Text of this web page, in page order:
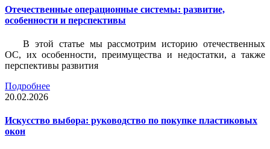
Отечественные операционные системы: развитие,
особенности и перспективы
В этой статье мы рассмотрим историю отечественных
ОС, их особенности, преимущества и недостатки, а также
перспективы развития
Подробнее
20.02.2026
Искусство выбора: руководство по покупке пластиковых
окон